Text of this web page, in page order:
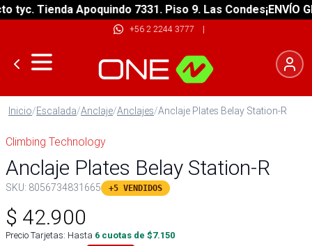
Tienda Apoquindo 7331. Piso 9. Las Condes¡ENVÍO
+56 2 2244 3777 |
Inicio/Escalada/Anclaje/Anclajes/Anclaje Plates Belay Station-R
Climbing Technology
Anclaje Plates Belay Station-R
SKU: 8056734831665 +5 VENDIDOS
$ 42.900
Precio Tarjetas: Hasta 6 cuotas de $7.150